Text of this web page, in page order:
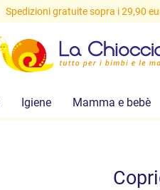
Spedizioni gratuite sopra i 29,90
Igiene Mamma e bebè